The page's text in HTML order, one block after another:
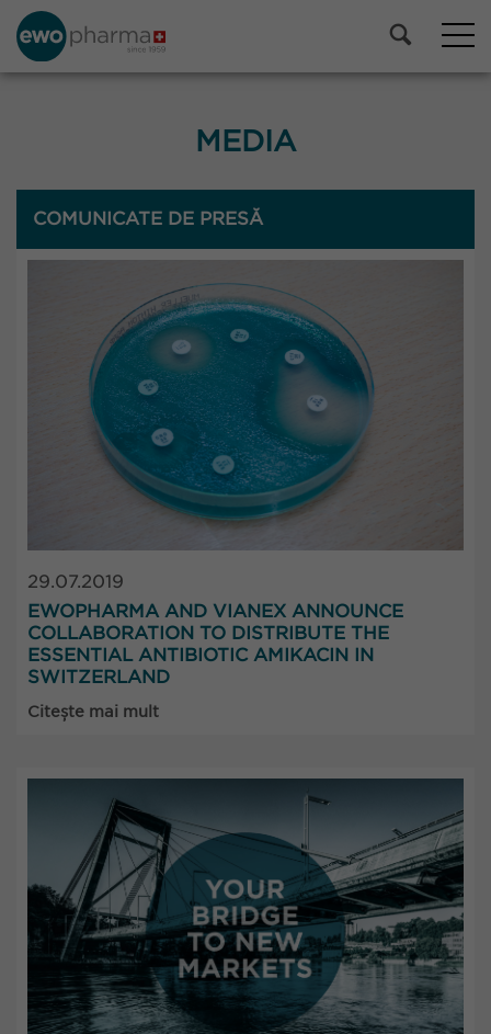
MEDIA
COMUNICATE DE PRESĂ
29.07.2019
EWOPHARMA AND VIANEX ANNOUNCE
COLLABORATION TO DISTRIBUTE THE
ESSENTIAL ANTIBIOTIC AMIKACIN IN
SWITZERLAND
Citește mai mult